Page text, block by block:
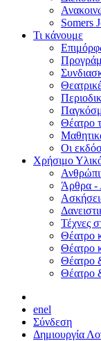
Somers
Τι κάνουμε
Θέατρο
Οι
Χρήσιμο
Άρθρα -
Τέχνες
Θέατρο
Θέατρο
Θέατρο
Θέατρο
enel
Σύνδεση
Δημιουργία